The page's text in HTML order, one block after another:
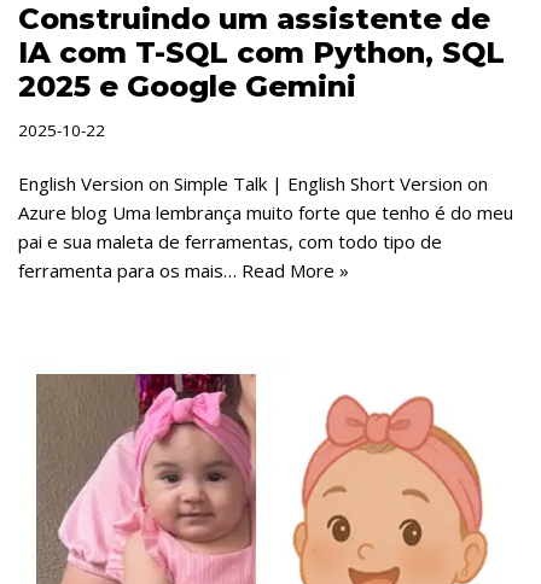
Construindo um assistente de
IA com T-SQL com Python, SQL
2025 e Google Gemini
2025-10-22
English Version on Simple Talk | English Short Version on
Azure blog Uma lembrança muito forte que tenho é do meu
pai e sua maleta de ferramentas, com todo tipo de
ferramenta para os mais… Read More »